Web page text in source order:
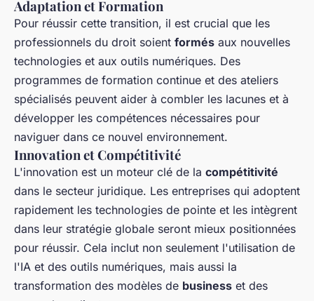
Adaptation et Formation
Pour réussir cette transition, il est crucial que les
professionnels du droit soient formés aux nouvelles
technologies et aux outils numériques. Des
programmes de formation continue et des ateliers
spécialisés peuvent aider à combler les lacunes et à
développer les compétences nécessaires pour
naviguer dans ce nouvel environnement.
Innovation et Compétitivité
L'innovation est un moteur clé de la compétitivité
dans le secteur juridique. Les entreprises qui adoptent
rapidement les technologies de pointe et les intègrent
dans leur stratégie globale seront mieux positionnées
pour réussir. Cela inclut non seulement l'utilisation de
l'IA et des outils numériques, mais aussi la
transformation des modèles de business et des